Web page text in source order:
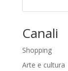
Canali
Shopping
Arte e cultura